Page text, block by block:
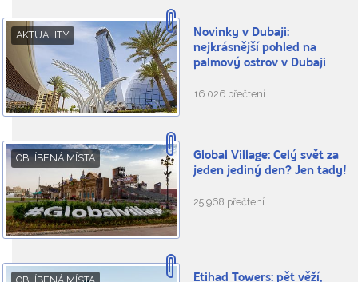
AKTUALITY
Novinky v Dubaji:
nejkrásnější pohled na
palmový ostrov v Dubaji
16.026 přečtení
OBLÍBENÁ MÍSTA
Global Village: Celý svět za
jeden jediný den? Jen tady!
25.968 přečtení
Etihad Towers: pět věží,